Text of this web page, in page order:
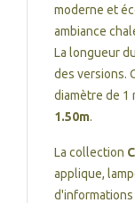
moderne et
ambiance
La longueur
des versions.
diamètre de 1
1.50m.
La collection
applique,